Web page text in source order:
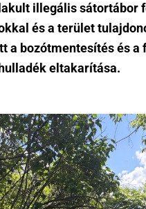
illegális sátortábor
és a terület
a bozótmentesítés és
eltakarítása.